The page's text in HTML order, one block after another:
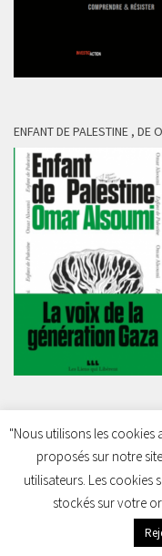
ENFANT DE PALESTINE , DE
Charleroi Pour la
"Nous utilisons les cookies
proposés sur notre
utilisateurs. Les cookies
stockés sur votre